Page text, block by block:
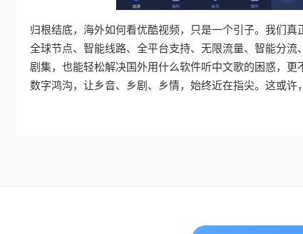
归根结底，海外如何看优酷视频，只是一个引子。我们
全球节点、智能线路、全平台支持、无限流量、智能分
剧集，也能轻松解决国外用什么软件听中文歌的困惑，
数字鸿沟，让乡音、乡剧、乡情，始终近在指尖。这或许